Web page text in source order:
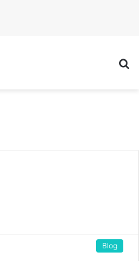
Blog